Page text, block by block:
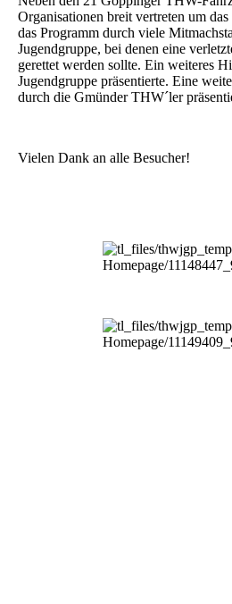
Organisationen breit vertreten um
das Programm durch viele
Jugendgruppe, bei denen eine
gerettet werden sollte. Ein weiteres
Jugendgruppe präsentierte. Eine
durch die Gmünder THW´ler
Vielen Dank an alle Besucher!